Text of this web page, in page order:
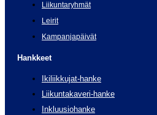
Liikuntaryhmät
Leirit
Kampanjapäivät
Hankkeet
Ikiliikkujat-hanke
Liikuntakaveri-hanke
Inkluusiohanke